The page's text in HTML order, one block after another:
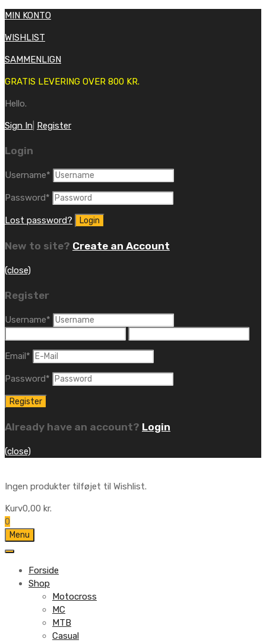
MIN KONTO
WISHLIST
SAMMENLIGN
GRATIS LEVERING OVER 800 KR.
Hello.
Sign In Register
Login
Username*
Password*
Lost password?
New to site? Create an Account
(close)
Register
Username*
Email*
Password*
Already have an account? Login
(close)
Ingen produkter tilføjet til Wishlist.
Kurv0,00 kr.
0
Menu
Forside
Shop
Motocross
MC
MTB
Casual